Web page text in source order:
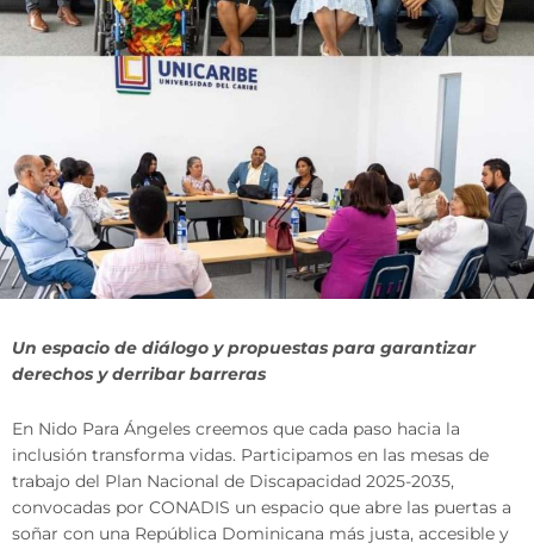
Un espacio de diálogo y propuestas para garantizar
derechos y derribar barreras
En Nido Para Ángeles creemos que cada paso hacia la
inclusión transforma vidas. Participamos en las mesas de
trabajo del Plan Nacional de Discapacidad 2025-2035,
convocadas por CONADIS un espacio que abre las puertas a
soñar con una República Dominicana más justa, accesible y